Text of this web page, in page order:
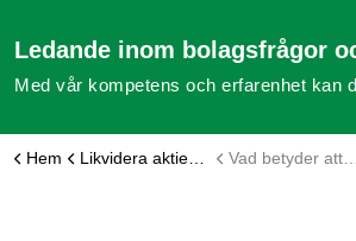
Ledande inom bolagsfrågor
Med vår kompetens och erfarenhet kan
Hem Likvidera aktiebolag Vad betyder att ett aktiebolag har status Likvidation beslutad?